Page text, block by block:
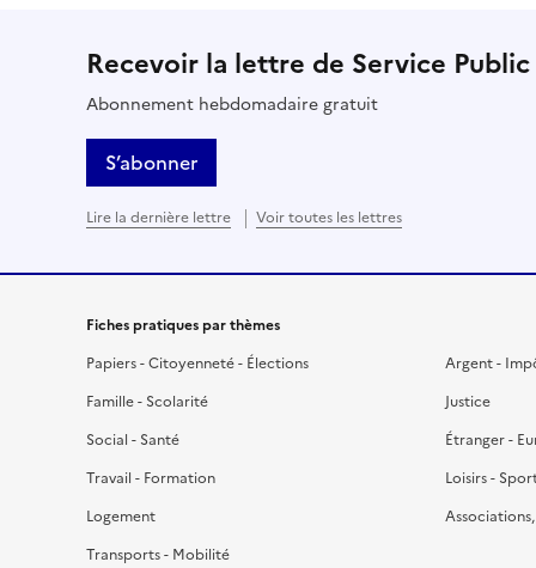
Recevoir la lettre de Service Public
Abonnement hebdomadaire gratuit
S’abonner
Lire la dernière lettre Voir toutes les lettres
Fiches pratiques par thèmes
Papiers - Citoyenneté - Élections
Famille - Scolarité
Social - Santé
Travail - Formation
Logement
Transports - Mobilité
Argent -
Justice
Étranger -
Loisirs -